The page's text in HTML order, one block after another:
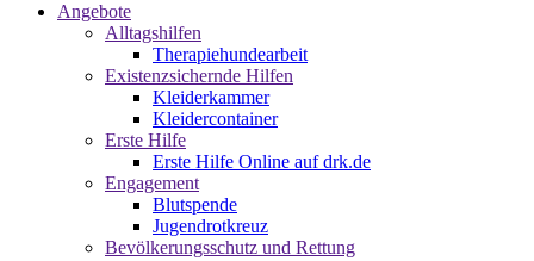
Angebote
Alltagshilfen
Therapiehundearbeit
Existenzsichernde Hilfen
Kleiderkammer
Kleidercontainer
Erste Hilfe
Erste Hilfe Online auf drk.de
Engagement
Blutspende
Jugendrotkreuz
Bevölkerungsschutz und Rettung